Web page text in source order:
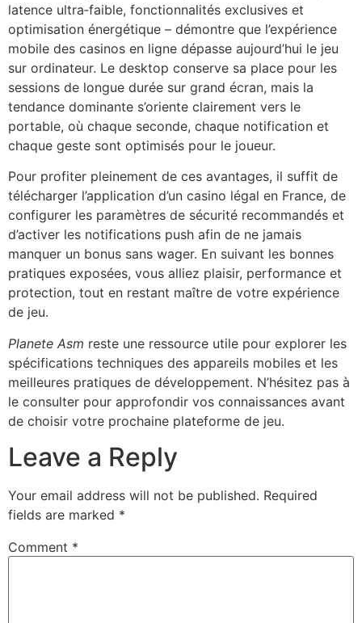
latence ultra‑faible, fonctionnalités exclusives et
optimisation énergétique – démontre que l’expérience
mobile des casinos en ligne dépasse aujourd’hui le jeu
sur ordinateur. Le desktop conserve sa place pour les
sessions de longue durée sur grand écran, mais la
tendance dominante s’oriente clairement vers le
portable, où chaque seconde, chaque notification et
chaque geste sont optimisés pour le joueur.
Pour profiter pleinement de ces avantages, il suffit de
télécharger l’application d’un casino légal en France, de
configurer les paramètres de sécurité recommandés et
d’activer les notifications push afin de ne jamais
manquer un bonus sans wager. En suivant les bonnes
pratiques exposées, vous alliez plaisir, performance et
protection, tout en restant maître de votre expérience
de jeu.
Planete Asm reste une ressource utile pour explorer les
spécifications techniques des appareils mobiles et les
meilleures pratiques de développement. N’hésitez pas à
le consulter pour approfondir vos connaissances avant
de choisir votre prochaine plateforme de jeu.
Leave a Reply
Your email address will not be published. Required
fields are marked *
Comment *